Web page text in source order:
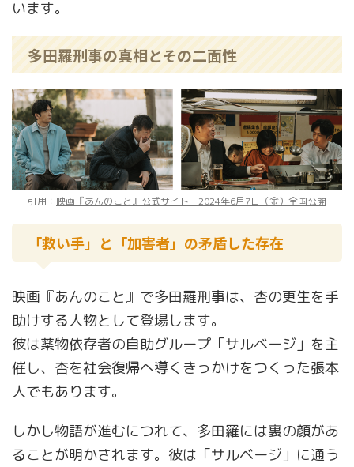
います。
多田羅刑事の真相とその二面性
引用： 映画『あんのこと』公式サイト｜2024年6月7日（金）全国公開
「救い手」と「加害者」の矛盾した存在
映画『あんのこと』で多田羅刑事は、杏の更生を手
助けする人物として登場します。
彼は薬物依存者の自助グループ「サルベージ」を主
催し、杏を社会復帰へ導くきっかけをつくった張本
人でもあります。
しかし物語が進むにつれて、多田羅には裏の顔があ
ることが明かされます。彼は「サルベージ」に通う